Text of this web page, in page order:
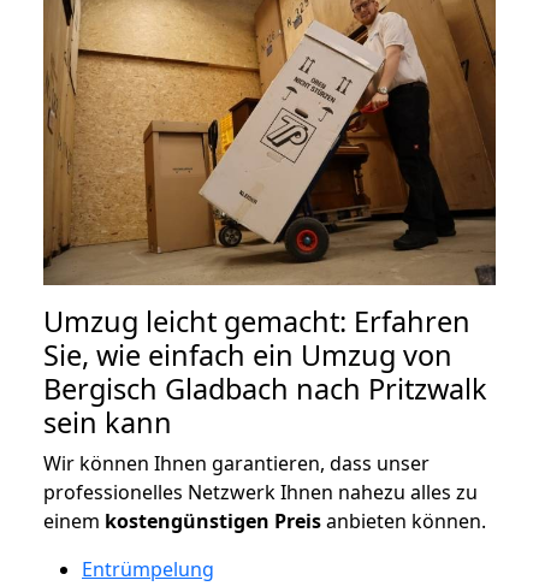
Umzug leicht gemacht: Erfahren
Sie, wie einfach ein Umzug von
Bergisch Gladbach nach Pritzwalk
sein kann
Wir können Ihnen garantieren, dass unser
professionelles Netzwerk Ihnen nahezu alles zu
einem kostengünstigen Preisanbieten können.
Entrümpelung